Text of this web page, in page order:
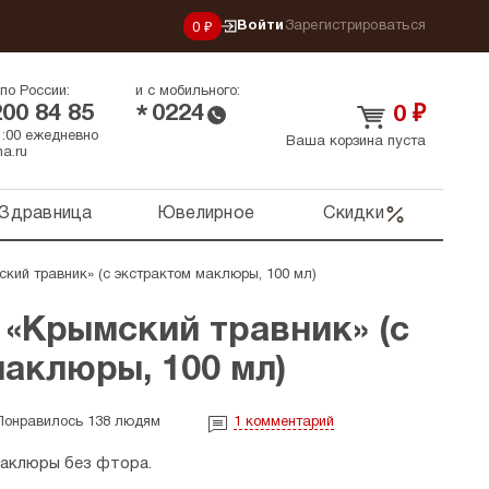
0 ₽ Войти Зарегистрироваться
России:
84 85
и с мобильного:
* 0224
ежедневно
0 ₽
Ваша корзина пуста
Ювелирное Скидки
травник» (с экстрактом маклюры, 100 мл)
«Крымский травник» (с
100 мл)
Понравилось 138 людям 1 комментарий
без фтора.